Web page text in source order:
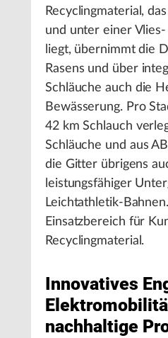
Recyclingmaterial,
und unter einer
liegt, übernimmt die
Rasens und über
Schläuche auch die
Bewässerung. Pro
42 km Schlauch
Schläuche und aus
die Gitter übrigens
leistungsfähiger
Leichtathletik-
Einsatzbereich für
Recyclingmaterial.
Innovatives
nachhaltige